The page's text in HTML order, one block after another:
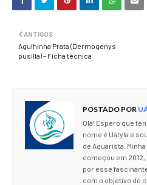
ANTIGOS
Agulhinha Prata (Dermogenys
pusilla) - Ficha técnica
POSTADO POR
Olá! Espero que
nome é Uátyla e
de Aquarista.
começou em
por esse
com o objetivo de